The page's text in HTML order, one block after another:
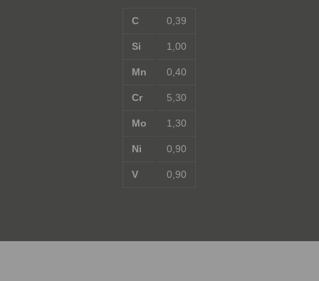
C
Si
Mn
Cr
Mo
Ni
V
0,39
1,00
0,40
5,30
1,30
0,90
0,90